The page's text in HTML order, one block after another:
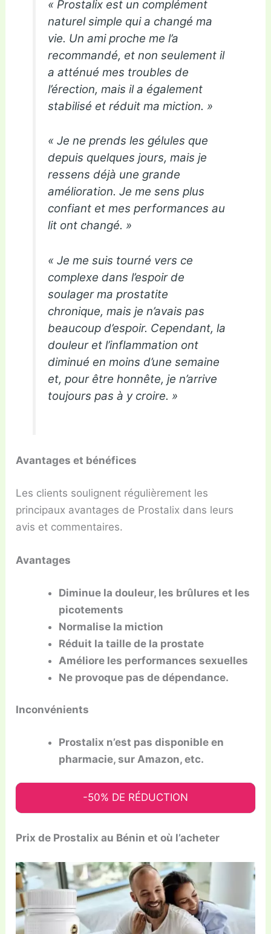
« Prostalix est un complément
naturel simple qui a changé ma
vie. Un ami proche me l’a
recommandé, et non seulement il
a atténué mes troubles de
l’érection, mais il a également
stabilisé et réduit ma miction. »
« Je ne prends les gélules que
depuis quelques jours, mais je
ressens déjà une grande
amélioration. Je me sens plus
confiant et mes performances au
lit ont changé. »
« Je me suis tourné vers ce
complexe dans l’espoir de
soulager ma prostatite
chronique, mais je n’avais pas
beaucoup d’espoir. Cependant, la
douleur et l’inflammation ont
diminué en moins d’une semaine
et, pour être honnête, je n’arrive
toujours pas à y croire. »
Avantages et bénéfices
Les clients soulignent régulièrement les
principaux avantages de Prostalix dans leurs
avis et commentaires.
Avantages
Diminue la douleur, les brûlures et les
picotements
Normalise la miction
Réduit la taille de la prostate
Améliore les performances sexuelles
Ne provoque pas de dépendance.
Inconvénients
Prostalix n’est pas disponible en
pharmacie, sur Amazon, etc.
-50% DE RÉDUCTION
Prix de Prostalix au Bénin et où l’acheter